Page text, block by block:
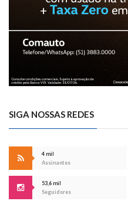
SIGA NOSSAS REDES
4 mil
Assinantes
53,6 mil
Seguidores